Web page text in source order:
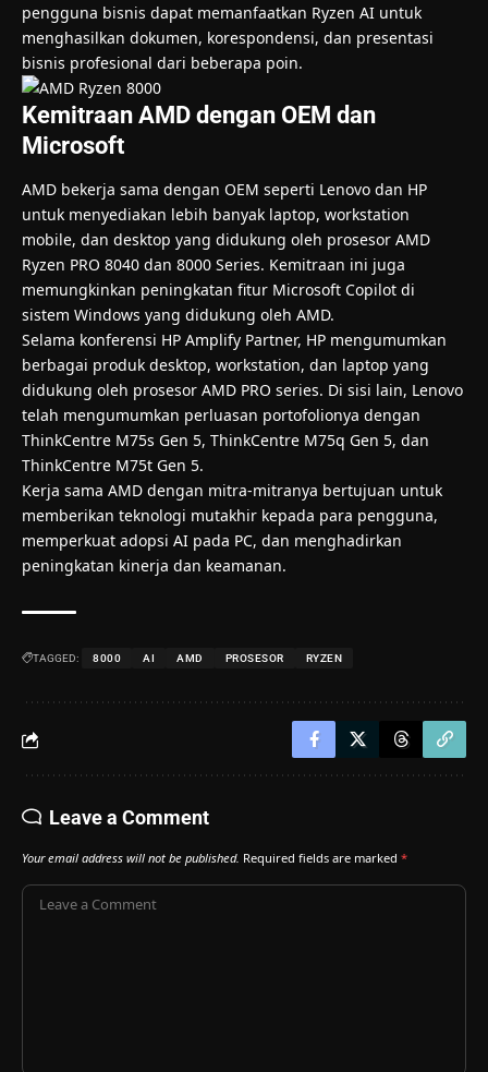
pengguna bisnis dapat memanfaatkan Ryzen AI untuk
menghasilkan dokumen, korespondensi, dan presentasi
bisnis profesional dari beberapa poin.
Kemitraan AMD dengan OEM dan
Microsoft
AMD bekerja sama dengan OEM seperti Lenovo dan HP
untuk menyediakan lebih banyak laptop, workstation
mobile, dan desktop yang didukung oleh prosesor AMD
Ryzen PRO 8040 dan 8000 Series. Kemitraan ini juga
memungkinkan peningkatan fitur Microsoft Copilot di
sistem Windows yang didukung oleh AMD.
Selama konferensi HP Amplify Partner, HP mengumumkan
berbagai produk desktop, workstation, dan laptop yang
didukung oleh prosesor AMD PRO series. Di sisi lain, Lenovo
telah mengumumkan perluasan portofolionya dengan
ThinkCentre M75s Gen 5, ThinkCentre M75q Gen 5, dan
ThinkCentre M75t Gen 5.
Kerja sama AMD dengan mitra-mitranya bertujuan untuk
memberikan teknologi mutakhir kepada para pengguna,
memperkuat adopsi AI pada PC, dan menghadirkan
peningkatan kinerja dan keamanan.
TAGGED: 8000 AI AMD PROSESOR RYZEN
Leave a Comment
Your email address will not be published. Required fields are marked *